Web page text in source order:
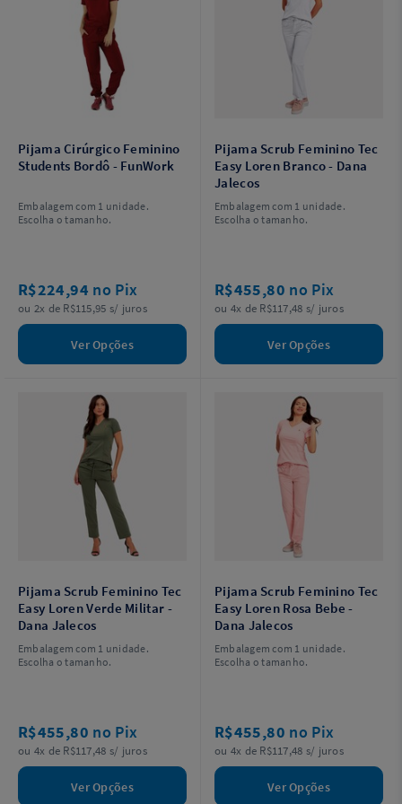
Pijama Cirúrgico Feminino
Students Bordô - FunWork
Embalagem com 1 unidade.
Escolha o tamanho.
R$224,94 no Pix
ou 2x de R$115,95 s/ juros
Ver Opções
Pijama Scrub Feminino Tec
Easy Loren Branco - Dana
Jalecos
Embalagem com 1 unidade.
Escolha o tamanho.
R$455,80 no Pix
ou 4x de R$117,48 s/ juros
Ver Opções
Pijama Scrub Feminino Tec
Easy Loren Verde Militar -
Dana Jalecos
Embalagem com 1 unidade.
Escolha o tamanho.
R$455,80 no Pix
ou 4x de R$117,48 s/ juros
Ver Opções
Pijama Scrub Feminino Tec
Easy Loren Rosa Bebe -
Dana Jalecos
Embalagem com 1 unidade.
Escolha o tamanho.
R$455,80 no Pix
ou 4x de R$117,48 s/ juros
Ver Opções